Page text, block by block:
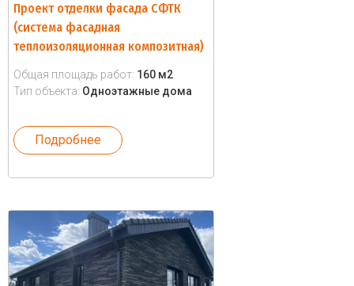
Проект отделки фасада СФТК
(система фасадная
теплоизоляционная композитная)
Общая площадь работ: 160 м2
Тип объекта: Одноэтажные дома
Подробнее